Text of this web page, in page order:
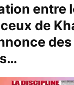
entre
de